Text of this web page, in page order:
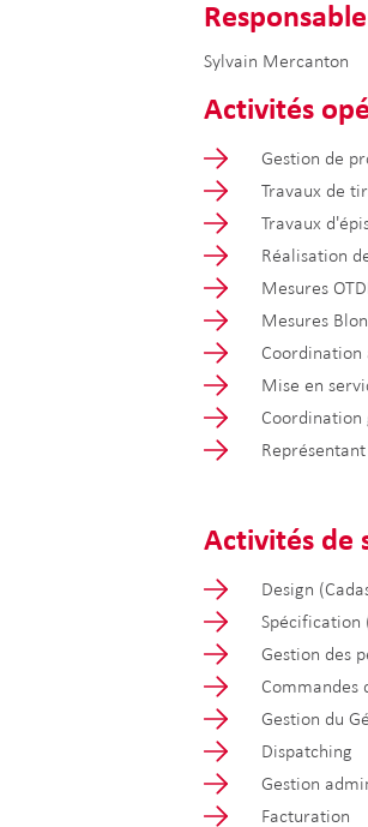
Sylvain Mercanton
Activités
Gestion de
Travaux de
Travaux
Réalisation
Mesures
Mesures
Coordination
Mise en
Coordination
Activités de
Design
Spécification
Gestion des
Commandes
Gestion du
Dispatching
Gestion
Facturation